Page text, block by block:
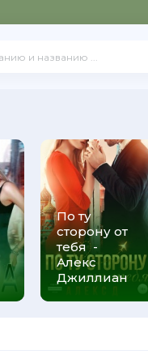
По ту
сторону от
тебя -
Алекс
Джиллиан